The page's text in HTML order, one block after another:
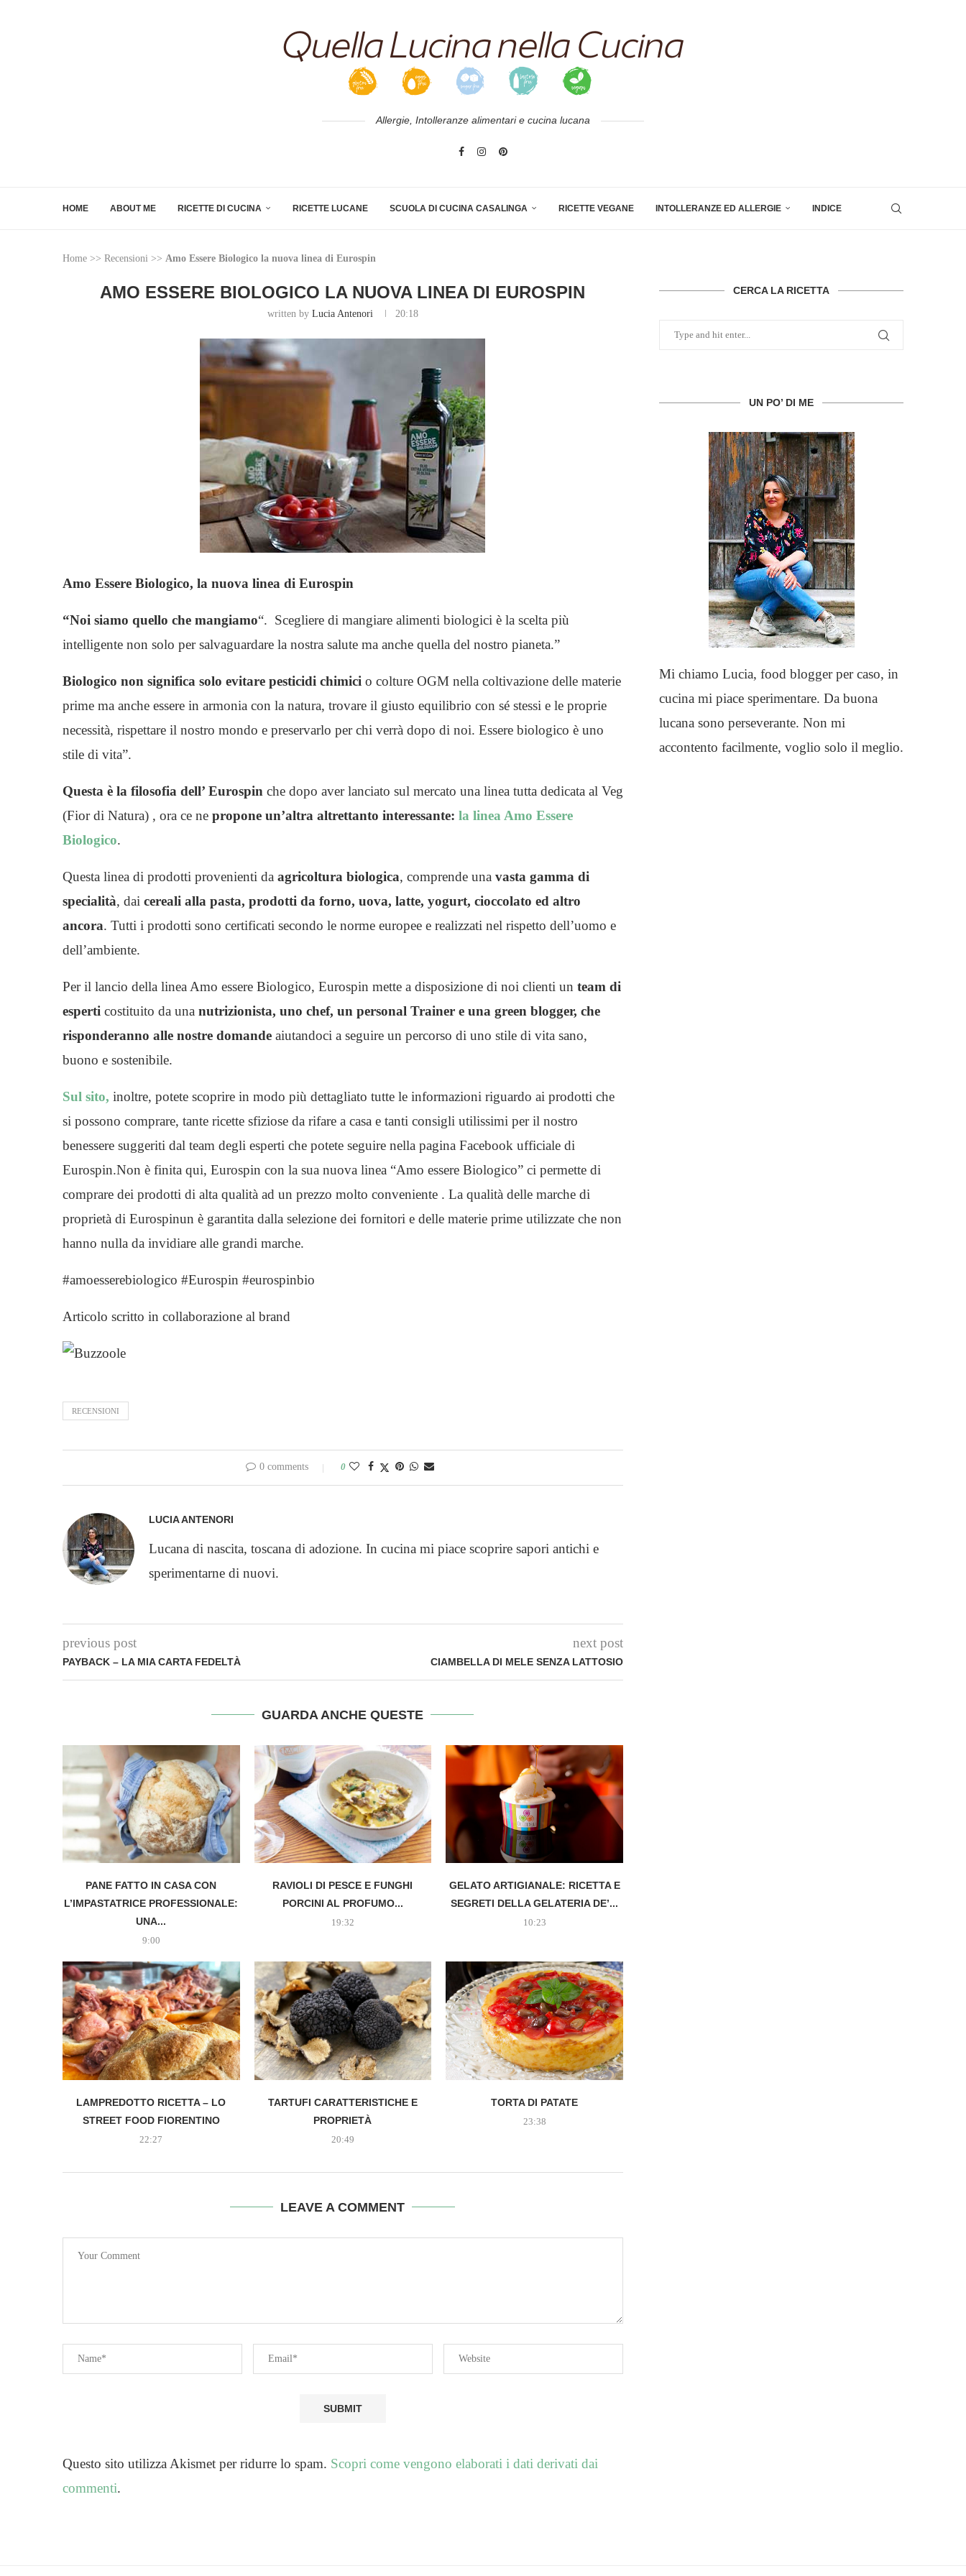
Allergie, Intolleranze alimentari e cucina lucana
HOME ABOUT ME RICETTE DI CUCINA RICETTE LUCANE SCUOLA DI CUCINA CASALINGA RICETTE VEGANE INTOLLERANZE ED ALLERGIE INDICE
Home >> Recensioni >> Amo Essere Biologico la nuova linea di Eurospin
AMO ESSERE BIOLOGICO LA NUOVA LINEA DI EUROSPIN
written by Lucia Antenori 20:18
Amo Essere Biologico, la nuova linea di Eurospin
“Noi siamo quello che mangiamo“. Scegliere di mangiare alimenti biologici è la scelta più
intelligente non solo per salvaguardare la nostra salute ma anche quella del nostro pianeta.”
Biologico non significa solo evitare pesticidi chimici o colture OGM nella coltivazione delle materie
prime ma anche essere in armonia con la natura, trovare il giusto equilibrio con sé stessi e le proprie
necessità, rispettare il nostro mondo e preservarlo per chi verrà dopo di noi. Essere biologico è uno
stile di vita”.
Questa è la filosofia dell’ Eurospin che dopo aver lanciato sul mercato una linea tutta dedicata al Veg
(Fior di Natura) , ora ce ne propone un’altra altrettanto interessante: la linea Amo Essere
Biologico.
Questa linea di prodotti provenienti da agricoltura biologica, comprende una vasta gamma di
specialità, dai cereali alla pasta, prodotti da forno, uova, latte, yogurt, cioccolato ed altro
ancora. Tutti i prodotti sono certificati secondo le norme europee e realizzati nel rispetto dell’uomo e
dell’ambiente.
Per il lancio della linea Amo essere Biologico, Eurospin mette a disposizione di noi clienti un team di
esperti costituito da una nutrizionista, uno chef, un personal Trainer e una green blogger, che
risponderanno alle nostre domande aiutandoci a seguire un percorso di uno stile di vita sano,
buono e sostenibile.
Sul sito, inoltre, potete scoprire in modo più dettagliato tutte le informazioni riguardo ai prodotti che
si possono comprare, tante ricette sfiziose da rifare a casa e tanti consigli utilissimi per il nostro
benessere suggeriti dal team degli esperti che potete seguire nella pagina Facebook ufficiale di
Eurospin.Non è finita qui, Eurospin con la sua nuova linea “Amo essere Biologico” ci permette di
comprare dei prodotti di alta qualità ad un prezzo molto conveniente . La qualità delle marche di
proprietà di Eurospinun è garantita dalla selezione dei fornitori e delle materie prime utilizzate che non
hanno nulla da invidiare alle grandi marche.
#amoesserebiologico #Eurospin #eurospinbio
Articolo scritto in collaborazione al brand
RECENSIONI
0 comments 0
LUCIA ANTENORI
Lucana di nascita, toscana di adozione. In cucina mi piace scoprire sapori antichi e
sperimentarne di nuovi.
previous post
PAYBACK – LA MIA CARTA FEDELTÀ
next post
CIAMBELLA DI MELE SENZA LATTOSIO
GUARDA ANCHE QUESTE
PANE FATTO IN CASA CON
L’IMPASTATRICE PROFESSIONALE:
UNA...
9:00
RAVIOLI DI PESCE E FUNGHI
PORCINI AL PROFUMO...
19:32
GELATO ARTIGIANALE: RICETTA E
SEGRETI DELLA GELATERIA DE’...
10:23
LAMPREDOTTO RICETTA – LO
STREET FOOD FIORENTINO
22:27
TARTUFI CARATTERISTICHE E
PROPRIETÀ
20:49
TORTA DI PATATE
23:38
LEAVE A COMMENT
Questo sito utilizza Akismet per ridurre lo spam. Scopri come vengono elaborati i dati derivati dai
commenti.
CERCA LA RICETTA
UN PO’ DI ME
Mi chiamo Lucia, food blogger per caso, in
cucina mi piace sperimentare. Da buona
lucana sono perseverante. Non mi
accontento facilmente, voglio solo il meglio.